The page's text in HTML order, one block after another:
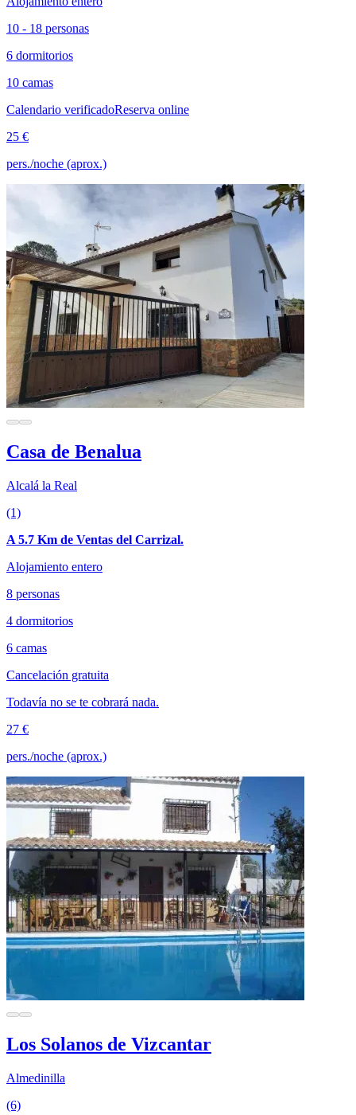
10 - 18 personas
6 dormitorios
10 camas
Calendario verificadoReserva online
25 €
pers./noche (aprox.)
Casa de Benalua
Alcalá la Real
(1)
A 5.7 Km de Ventas del Carrizal.
Alojamiento entero
8 personas
4 dormitorios
6 camas
Cancelación gratuita
Todavía no se te cobrará nada.
27 €
pers./noche (aprox.)
Los Solanos de Vizcantar
Almedinilla
(6)